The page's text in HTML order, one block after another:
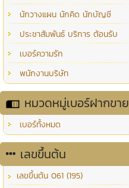
นักวางแผน นักคิด นักบัญชี
ประชาสัมพันธ์ บริการ ต้อนรับ
เบอร์ความรัก
พนักงานบริษัท
หมวดหมู่เบอร์ฝากขาย
เบอร์ทั้งหมด
เลขขึ้นต้น
เลขขึ้นต้น 061 (195)